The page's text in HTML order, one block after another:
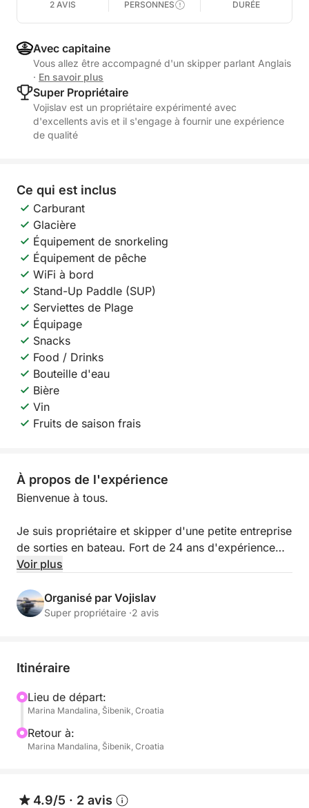
2 AVIS PERSONNES DURÉE
Avec capitaine
Vous allez être accompagné d'un skipper parlant Anglais
· En savoir plus
Super Propriétaire
Vojislav est un propriétaire expérimenté avec
d'excellents avis et il s'engage à fournir une expérience
de qualité
Ce qui est inclus
Carburant
Glacière
Équipement de snorkeling
Équipement de pêche
WiFi à bord
Stand-Up Paddle (SUP)
Serviettes de Plage
Équipage
Snacks
Food / Drinks
Bouteille d'eau
Bière
Vin
Fruits de saison frais
À propos de l'expérience
Bienvenue à tous.
Je suis propriétaire et skipper d'une petite entreprise
de sorties en bateau. Fort de 24 ans d'expérience
dans le secteur maritime, j'ai été officier, capitaine
Shepherd.
d'un flybridge, d'un bain de soleil, de toilettes, d'un
de bain facilitant l'accès à bord.
Les sorties peuvent durer une journée ou une demi-
journée.
souhaits : durée, repas, restaurant sur l'île, excursion
Voir plus
Organisé par Vojislav
Super propriétaire ·2 avis
Itinéraire
Lieu de départ:
Marina Mandalina, Šibenik, Croatia
Retour à:
Marina Mandalina, Šibenik, Croatia
4.9/5 · 2 avis